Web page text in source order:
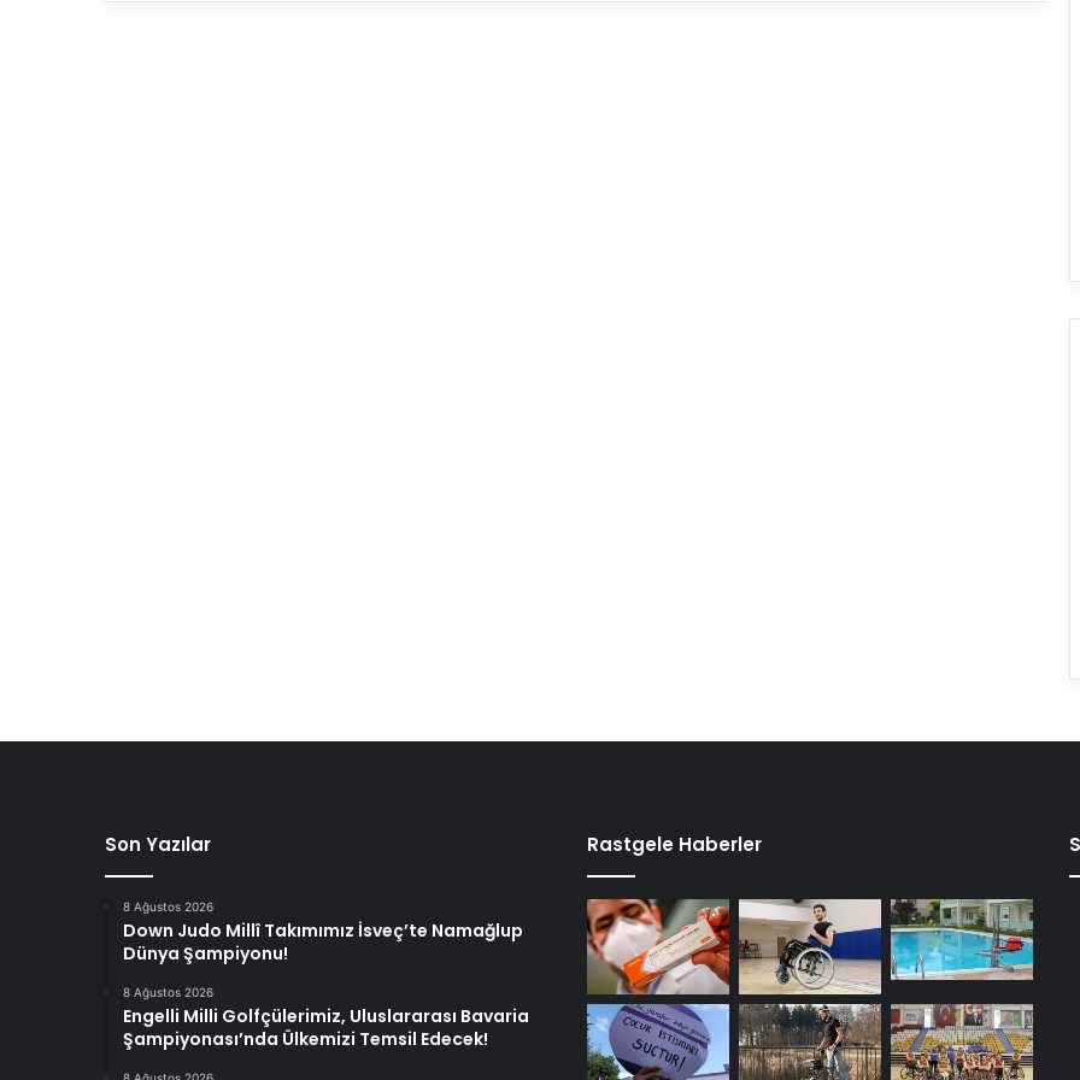
Son Yazılar
8 Ağustos 2026
Down Judo Millî Takımımız İsveç’te Namağlup
Dünya Şampiyonu!
8 Ağustos 2026
Engelli Milli Golfçülerimiz, Uluslararası Bavaria
Şampiyonası’nda Ülkemizi Temsil Edecek!
Rastgele Haberler